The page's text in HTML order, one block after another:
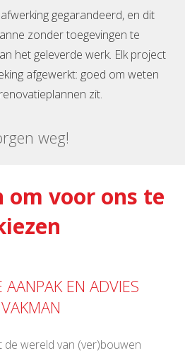
gegarandeerd, en dit
zonder toegevingen te
het geleverde werk. Elk project
afgewerkt: goed om weten
zit.
weg!
om voor ons te
AANPAK EN ADVIES
de wereld van (ver)bouwen